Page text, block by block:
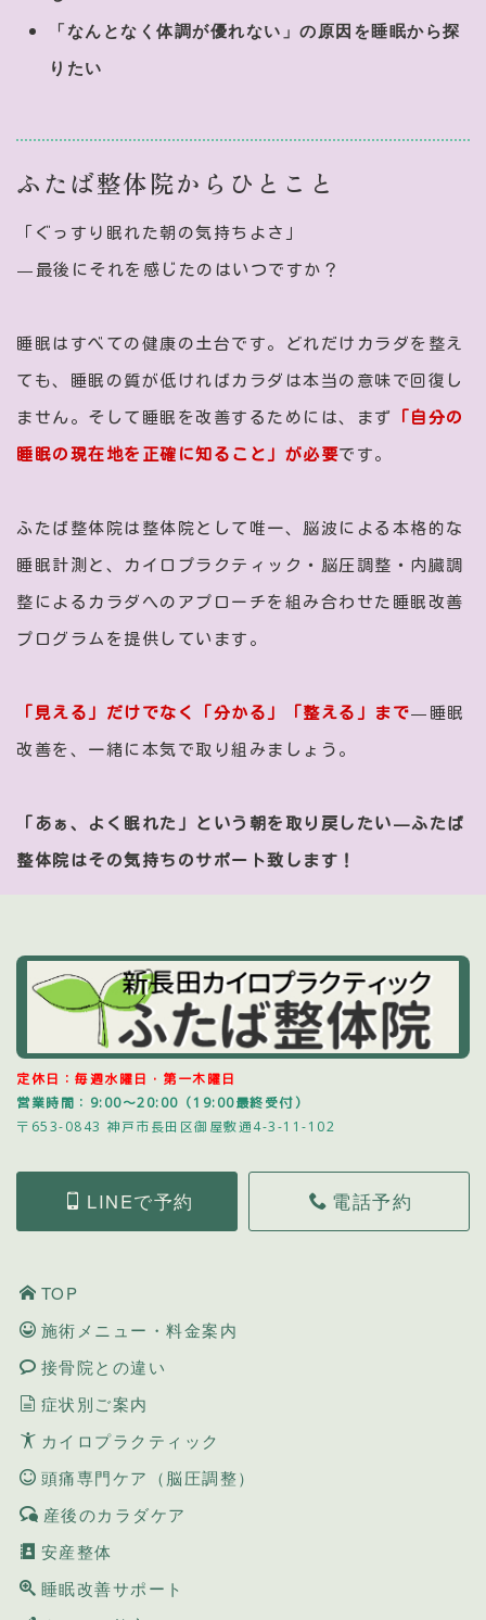
「なんとなく体調が優れない」の原因を睡眠から探
りたい
ふたば整体院からひとこと
「ぐっすり眠れた朝の気持ちよさ」
—最後にそれを感じたのはいつですか？
睡眠はすべての健康の土台です。どれだけカラダを整え
ても、睡眠の質が低ければカラダは本当の意味で回復し
ません。そして睡眠を改善するためには、まず 「自分の
睡眠の現在地を正確に知ること」が必要です。
ふたば整体院は整体院として唯一、脳波による本格的な
睡眠計測と、カイロプラクティック・脳圧調整・内臓調
整によるカラダへのアプローチを組み合わせた睡眠改善
プログラムを提供しています。
「見える」だけでなく「分かる」「整える」まで—睡眠
改善を、一緒に本気で取り組みましょう。
「あぁ、よく眠れた」という朝を取り戻したい—ふたば
整体院はその気持ちのサポート致します！
定休日：毎週水曜日・第一木曜日
営業時間：9:00～20:00（19:00最終受付）
〒653-0843 神戸市長田区御屋敷通4-3-11-102
LINEで予約 電話予約
TOP
施術メニュー・料金案内
接骨院との違い
症状別ご案内
カイロプラクティック
頭痛専門ケア（脳圧調整）
産後のカラダケア
安産整体
睡眠改善サポート